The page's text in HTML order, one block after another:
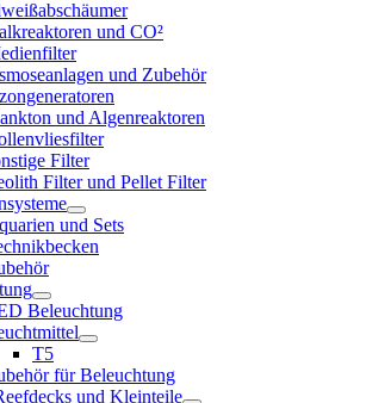
und CO²
und Zubehör
und Algenreaktoren
Filter
Filter und Pellet Filter
und Sets
Beleuchtung
T5
für Beleuchtung
und Kleinteile